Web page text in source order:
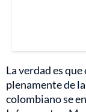
La verdad es
plenamente de
colombiano se